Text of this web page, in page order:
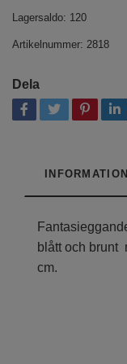
Lagersaldo: 120
Artikelnummer: 2818
Dela
INFORMATION
blått och brunt
cm.